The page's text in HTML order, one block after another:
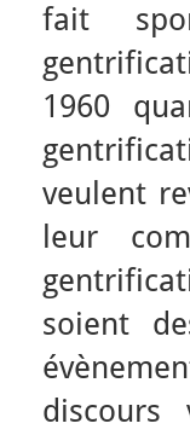
fait
1960
veulent
leur
soient